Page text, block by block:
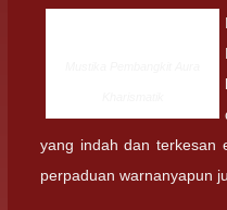
yang indah dan terkesan
perpaduan warnanyapun